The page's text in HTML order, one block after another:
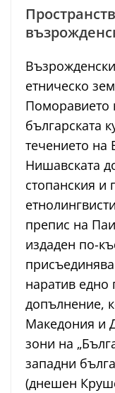
етническо
Поморавието
българската
течението
Нишавската
стопанския и
препис на
издаден по-
наратив едно
допълнение,
Македония и
зони на
западни
(днешен